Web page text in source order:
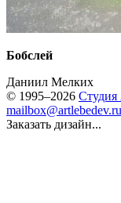
Бобслей
Даниил Мелких
© 1995–2026 Студия
mailbox@artlebedev.ru
Заказать дизайн...